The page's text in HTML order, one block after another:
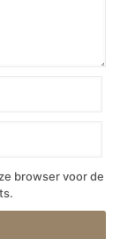
browser voor de